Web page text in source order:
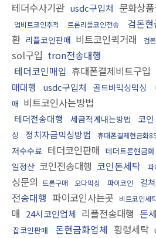
테더수사기관 usdc구입처 문화상
업비트코인추적 트론리플코인전송 검돈
환 리플코인판매 비트코인퀵거래 검
sol구입 tron전송대행
테더코인매입 휴대폰결제비트구입
매대행
usdc구입처 골드바믹싱믹싱
매 비트코인사는방법
테더전송대행 세금적게내는방법 코
싱
정치자금믹싱방법 휴대폰결제현금화
저수수료 테더코인판매 테더트론현금화
일정산 코인전송대행 코인돈세탁 파
싱문의 트론구매 오다믹싱 파이코인 컬
전송대행 파이코인사는곳 비트코인세
매 24시코인업체 리플전송대행 돈
잡코인판매 돈현금화업체 횡령세탁